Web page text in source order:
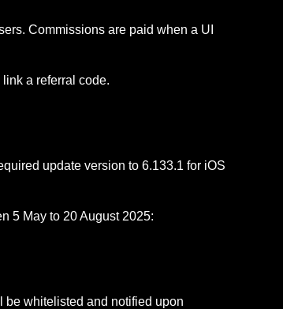
Commissions are paid when a UI
a referral code.
update version to 6.133.1 for iOS
5 May to 20 August 2025:
whitelisted and notified upon